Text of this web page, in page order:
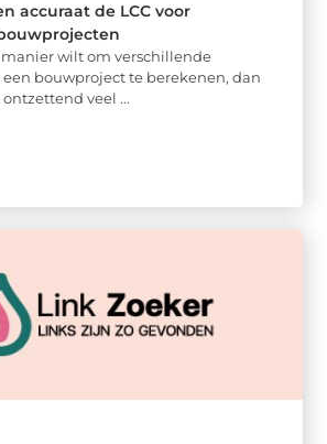
accuraat de LCC voor
manier wilt om verschillende
een bouwproject te berekenen, dan
veel ...